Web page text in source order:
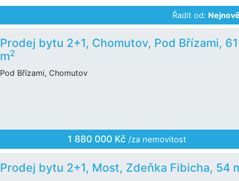
Řadit od:
Prodej bytu 2+1, Chomutov, Pod Břízami, 61
m2
Pod Břízami, Chomutov
1 880 000 Kč /za nemovitost
Prodej bytu 2+1, Most, Zdeňka Fibicha, 54